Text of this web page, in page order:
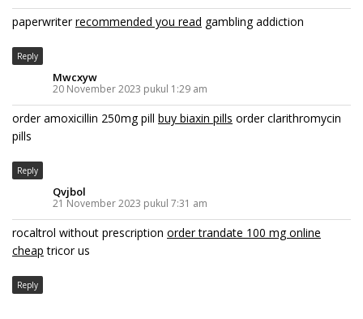
paperwriterrecommended you read gambling addiction
Reply
Mwcxyw
20 November 2023 pukul 1:29 am
order amoxicillin 250mg pill buy biaxin pills order clarithromycin
pills
Reply
Qvjbol
21 November 2023 pukul 7:31 am
rocaltrol without prescription order trandate 100 mg online
cheap tricor us
Reply